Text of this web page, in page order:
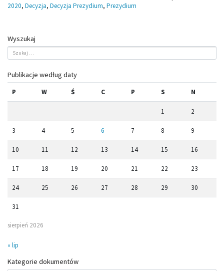
2020, Decyzja, Decyzja Prezydium, Prezydium
Wyszukaj
Publikacje według daty
sierpień 2026
P W Ś C P S N
1 2
3 4 5 6 7 8 9
10 11 12 13 14 15 16
17 18 19 20 21 22 23
24 25 26 27 28 29 30
31
« lip
Kategorie dokumentów